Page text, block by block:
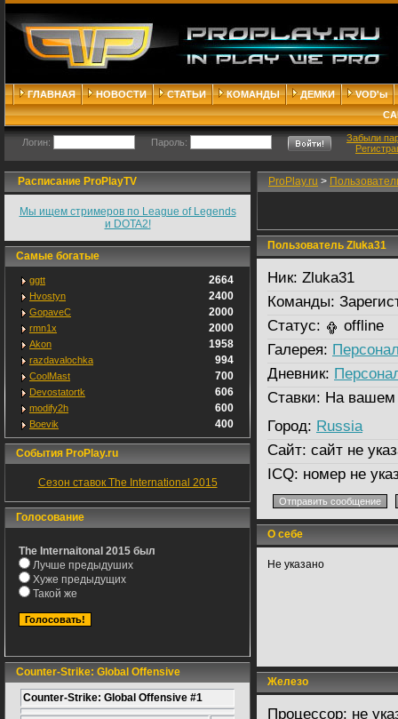
ГЛАВНАЯ НОВОСТИ СТАТЬИ КОМАНДЫ ДЕМКИ
VOD'ы
Логин: Пароль:
Забыли
Расписание ProPlayTV
Мы ищем стримеров по League of Legends
и DOTA2!
Самые богатые
ggtt 2664
Hvostyn 2400
GopaveC 2000
rmn1x 2000
Akon 1958
razdavalochka 994
CoolMast 700
Devostatortk 606
modify2h 600
Boevik 400
События ProPlay.ru
Сезон ставок The International 2015
Голосование
The Internaitonal 2015 был
Лучше предыдуших
Хуже предыдущих
Такой же
Counter-Strike: Global Offensive
Counter-Strike: Global Offensive #1
ProPlay.ru >
Пользователь Zluka31
Ник: Zluka31
Команды:
Статус:
offline
Галерея:
Дневник:
Ставки: На вашем
Город: Russia
Сайт: сайт не
ICQ: номер не
О себе
Не указано
Железо
Процессор: не